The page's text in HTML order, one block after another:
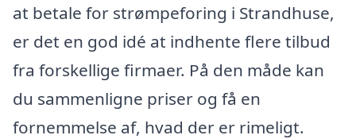
at betale for strømpeforing i Strandhuse,
er det en god idé at indhente flere tilbud
fra forskellige firmaer. På den måde kan
du sammenligne priser og få en
fornemmelse af, hvad der er rimeligt.